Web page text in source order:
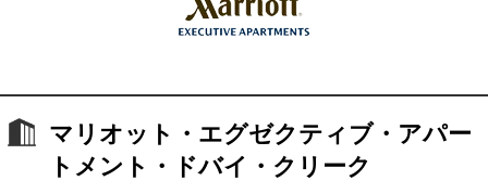
マリオット・エグゼクティブ・アパー
トメント・ドバイ・クリーク